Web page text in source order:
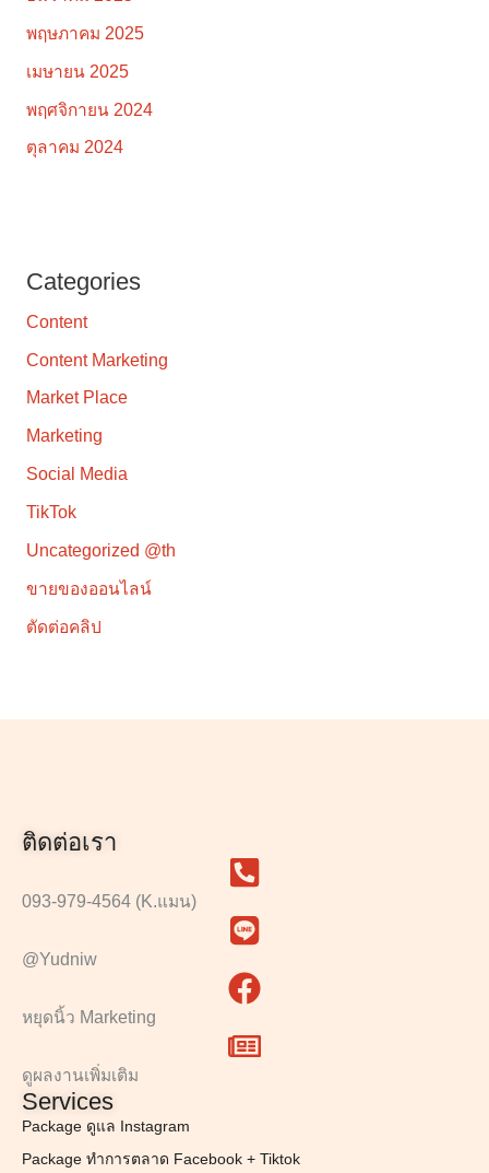
พฤษภาคม 2025
เมษายน 2025
พฤศจิกายน 2024
ตุลาคม 2024
Categories
Content
Content Marketing
Market Place
Marketing
Social Media
TikTok
Uncategorized @th
ขายของออนไลน์
ตัดต่อคลิป
ติดต่อเรา
093-979-4564 (K.แมน)
@Yudniw
หยุดนิ้ว Marketing
ดูผลงานเพิ่มเติม
Services
Package ดูแล Instagram
Package ทำการตลาด Facebook + Tiktok